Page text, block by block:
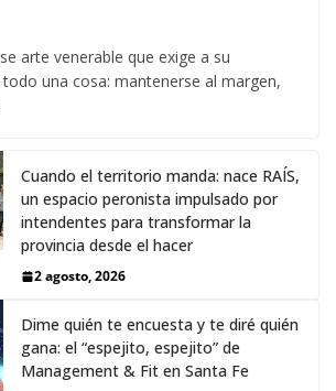
arte venerable que exige a su
una cosa: mantenerse al margen,
Cuando el territorio manda: nace RAÍS,
un espacio peronista impulsado por
intendentes para transformar la
provincia desde el hacer
2 agosto, 2026
Dime quién te encuesta y te diré quién
gana: el “espejito, espejito” de
Management & Fit en Santa Fe